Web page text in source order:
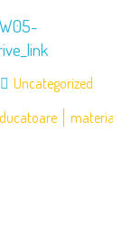
Uncategorized
materiale